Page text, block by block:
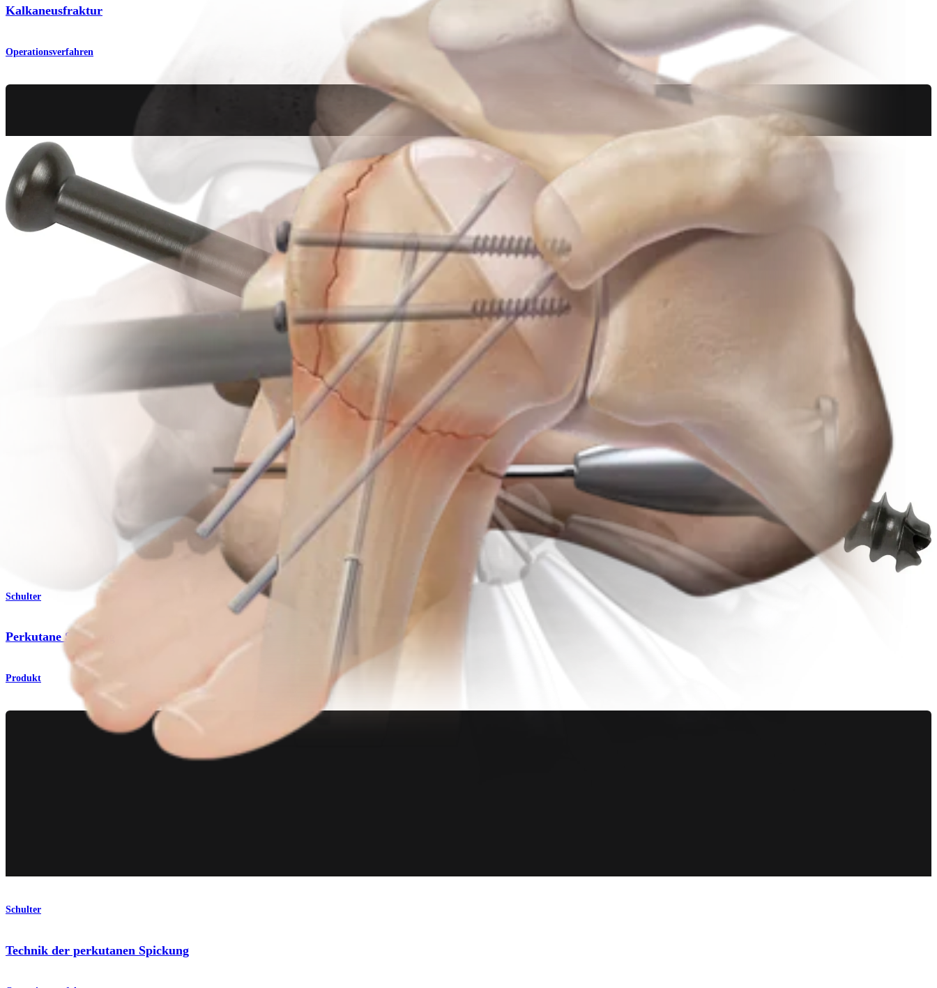
Kalkaneusfraktur
Operationsverfahren
Kalkaneusosteotomie bei Plattfußdeformität
Schulter
Perkutane Spickung
Produkt
Schulter
Technik der perkutanen Spickung